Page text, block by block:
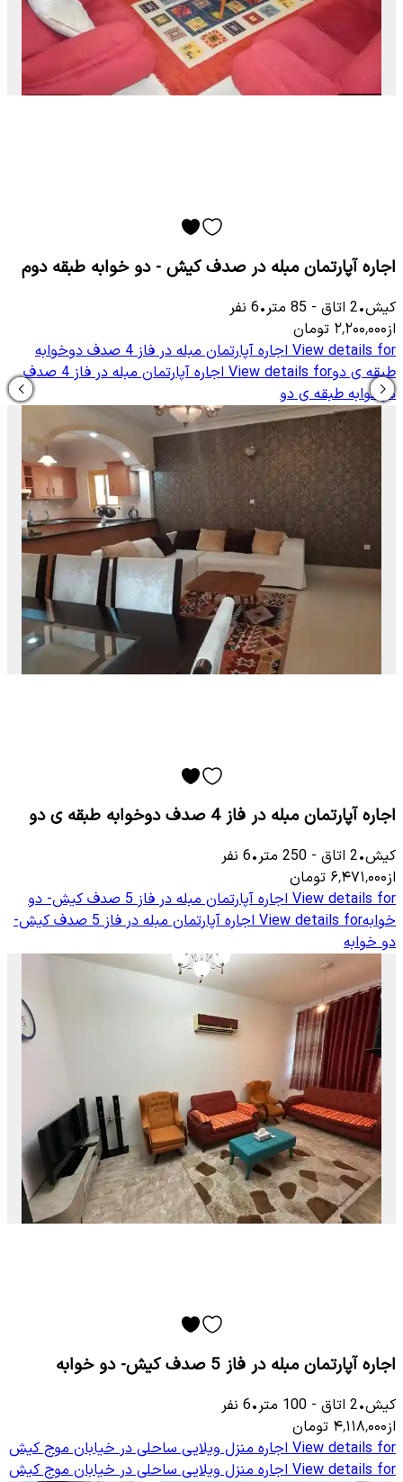
اجاره آپارتمان مبله در صدف کیش - دو خوابه طبقه دوم
کیش•
2 اتاق -
85 متر•
6 نفر
از۲٬۲۰۰٬۰۰۰ تومان
View details for
اجاره آپارتمان مبله در فاز 4 صدف دوخوابه
طبقه ی دوView details for
اجاره آپارتمان مبله در فاز 4 صدف
دوخوابه طبقه ی دو
اجاره آپارتمان مبله در فاز 4 صدف دوخوابه طبقه ی دو
کیش•
2 اتاق -
250 متر•
6 نفر
از۶٬۴۷۱٬۰۰۰ تومان
View details for
اجاره آپارتمان مبله در فاز 5 صدف کیش- دو
خوابهView details for
اجاره آپارتمان مبله در فاز 5 صدف کیش-
دو خوابه
اجاره آپارتمان مبله در فاز 5 صدف کیش- دو خوابه
کیش•
2 اتاق -
100 متر•
6 نفر
از۴٬۱۱۸٬۰۰۰ تومان
View details for اجاره منزل ویلایی ساحلی در خیابان موج کیش
View details for اجاره منزل ویلایی ساحلی در خیابان موج کیش